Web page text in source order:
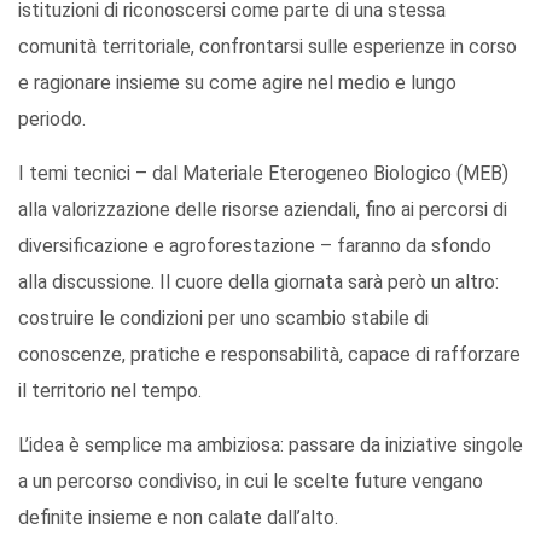
istituzioni di riconoscersi come parte di una stessa
comunità territoriale, confrontarsi sulle esperienze in corso
e ragionare insieme su come agire nel medio e lungo
periodo.
I temi tecnici – dal Materiale Eterogeneo Biologico (MEB)
alla valorizzazione delle risorse aziendali, fino ai percorsi di
diversificazione e agroforestazione – faranno da sfondo
alla discussione. Il cuore della giornata sarà però un altro:
costruire le condizioni per uno scambio stabile di
conoscenze, pratiche e responsabilità, capace di rafforzare
il territorio nel tempo.
L’idea è semplice ma ambiziosa: passare da iniziative singole
a un percorso condiviso, in cui le scelte future vengano
definite insieme e non calate dall’alto.